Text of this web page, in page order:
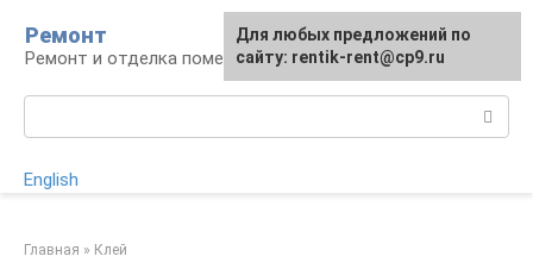
контенту
Ремонт
Ремонт и отделка помещений
English
Главная » Клей
Для любых предложений по
сайту: rentik-rent@cp9.ru